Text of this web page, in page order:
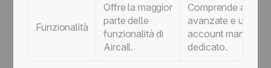
Funzionalità
Offre la maggior
parte delle
funzionalità di
Aircall.
Comprende analisi
avanzate e un
account manager
dedicato.